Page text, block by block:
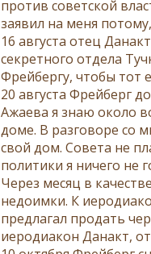
против советской
заявил на меня
16 августа отец
секретного отдела
Фрейбергу, чтобы тот
20 августа Фрейберг
Ажаева я знаю около
доме. В разговоре со
свой дом. Совета не
политики я ничего не
Через месяц в
недоимки. К
предлагал продать
иеродиакон Данакт,